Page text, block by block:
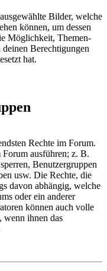
Bilder, welche
können, um dessen
Möglichkeit, Themen-
Berechtigungen
hat.
Rechte im Forum.
ausführen; z. B.
Benutzergruppen
usw. Die Rechte, die
davon abhängig, welche
oder ein anderer
können auch volle
wenn ihnen das